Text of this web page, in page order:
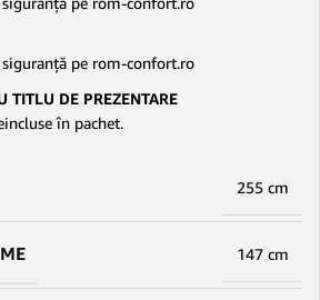
pe rom-confort.ro
TITLU DE PREZENTARE
în pachet.
255 cm
147 cm